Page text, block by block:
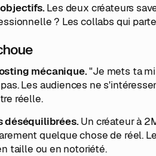
Les deux créateurs
? Les collabs qui
mécanique."Je mets ta
Les audiences ne
réelle.
déséquilibrées.Un créateur à
quelque chose de réel.
taille ou en notoriété.